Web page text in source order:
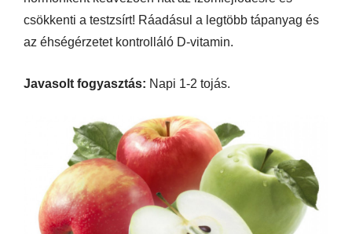
csökkenti a testzsírt! Ráadásul a legtöbb tápanyag és
az éhségérzetet kontrolláló D-vitamin.
Javasolt fogyasztás: Napi 1-2 tojás.